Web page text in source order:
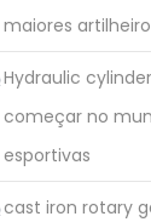
maiores
Hydraulic
começar no
esportivas
cast iron rotary